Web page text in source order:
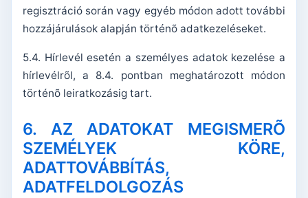
regisztráció során vagy egyéb módon adott további
hozzájárulások alapján történõ adatkezeléseket.
5.4. Hírlevél esetén a személyes adatok kezelése a
hírlevélrõl, a 8.4. pontban meghatározott módon
történõ leiratkozásig tart.
6. AZ ADATOKAT MEGISMERÕ
SZEMÉLYEK KÖRE,
ADATTOVÁBBÍTÁS,
ADATFELDOLGOZÁS